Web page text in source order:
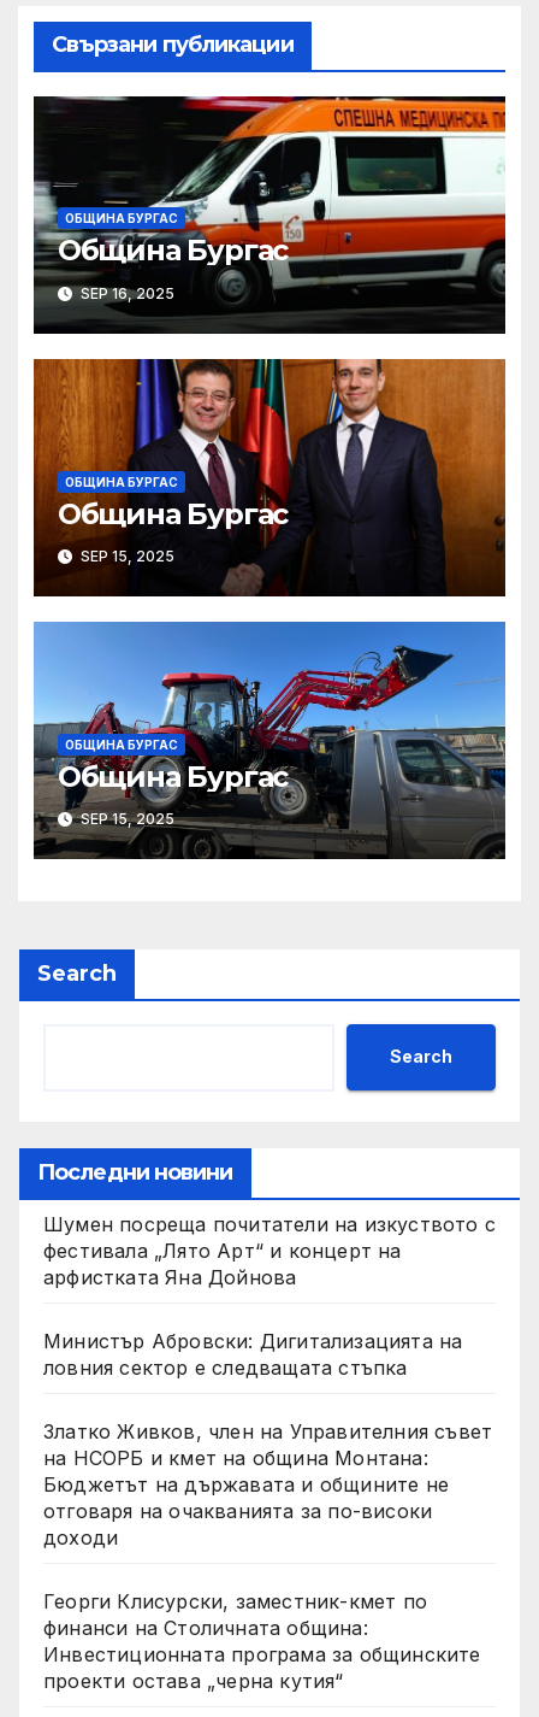
Свързани публикации
ОБЩИНА БУРГАС
Община Бургас
SEP 16, 2025
ОБЩИНА БУРГАС
Община Бургас
SEP 15, 2025
ОБЩИНА БУРГАС
Община Бургас
SEP 15, 2025
Search
Search
Последни новини
Шумен посреща почитатели на изкуството с
фестивала „Лято Арт“ и концерт на
арфистката Яна Дойнова
Министър Абровски: Дигитализацията на
ловния сектор е следващата стъпка
Златко Живков, член на Управителния съвет
на НСОРБ и кмет на община Монтана:
Бюджетът на държавата и общините не
отговаря на очакванията за по-високи
доходи
Георги Клисурски, заместник-кмет по
финанси на Столичната община:
Инвестиционната програма за общинските
проекти остава „черна кутия“